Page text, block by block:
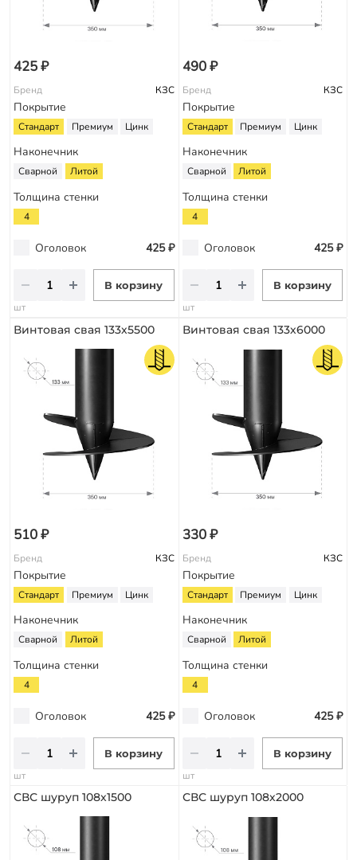
425 ₽
Бренд КЗС
Покрытие
Стандарт Премиум Цинк
Наконечник
Сварной Литой
Толщина стенки
4
Оголовок 425 ₽
В корзину
шт
490 ₽
Бренд КЗС
Покрытие
Стандарт Премиум Цинк
Наконечник
Сварной Литой
Толщина стенки
4
Оголовок 425 ₽
В корзину
шт
Винтовая свая 133х5500
510 ₽
Бренд КЗС
Покрытие
Стандарт Премиум Цинк
Наконечник
Сварной Литой
Толщина стенки
4
Оголовок 425 ₽
В корзину
шт
Винтовая свая 133х6000
330 ₽
Бренд КЗС
Покрытие
Стандарт Премиум Цинк
Наконечник
Сварной Литой
Толщина стенки
4
Оголовок 425 ₽
В корзину
шт
СВС шуруп 108х1500 СВС шуруп 108х2000